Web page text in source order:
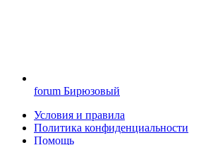
forum Бирюзовый
Условия и правила
Политика конфиденциальности
Помощь